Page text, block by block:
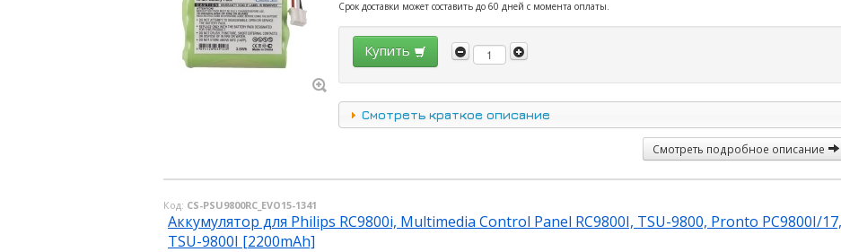
Срок доставки может составить до 60 дней с момента оплаты.
Купить
Смотреть краткое описание
Смотреть подробное описание
Код: CS-PSU9800RC_EVO15-1341
Аккумулятор для Philips RC9800i, Multimedia Control Panel RC9800I, TSU-9800, Pronto PC9800I/17,
TSU-9800I [2200mAh]